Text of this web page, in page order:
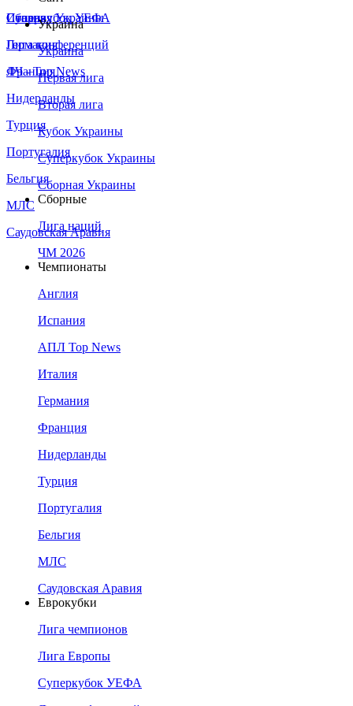
Сборная Украины
Италия
Германия
Франция
Нидерланды
Турция
Португалия
Бельгия
МЛС
Саудовская Аравия
Суперкубок УЕФА
Лига конференций
ЛЧ - Top News
Украина
Украина
Первая лига
Вторая лига
Кубок Украины
Суперкубок Украины
Сборная Украины
Сборные
Лига наций
ЧМ 2026
Чемпионаты
Англия
Испания
АПЛ Top News
Италия
Германия
Франция
Нидерланды
Турция
Португалия
Бельгия
МЛС
Саудовская Аравия
Еврокубки
Лига чемпионов
Лига Европы
Суперкубок УЕФА